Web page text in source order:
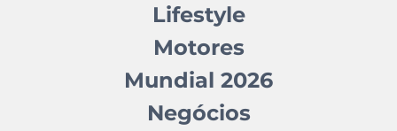
Lifestyle
Motores
Mundial 2026
Negócios